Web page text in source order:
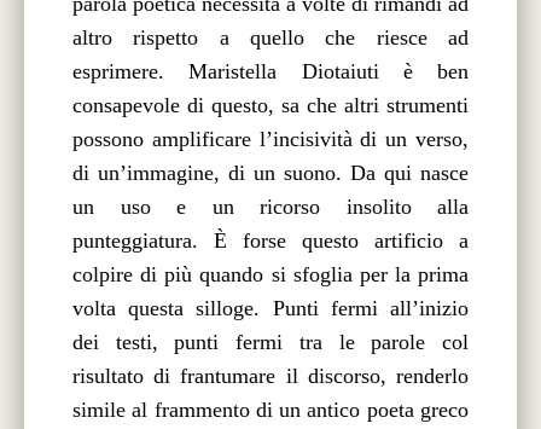
altro rispetto a quello che riesce ad
esprimere. Maristella Diotaiuti è ben
consapevole di questo, sa che altri strumenti
possono amplificare l’incisività di un verso,
di un’immagine, di un suono. Da qui nasce
un uso e un ricorso insolito alla
punteggiatura. È forse questo artificio a
colpire di più quando si sfoglia per la prima
volta questa silloge. Punti fermi all’inizio
dei testi, punti fermi tra le parole col
risultato di frantumare il discorso, renderlo
simile al frammento di un antico poeta greco